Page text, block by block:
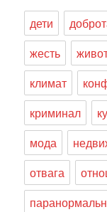
дети
жесть
климат
криминал
мода
отвага